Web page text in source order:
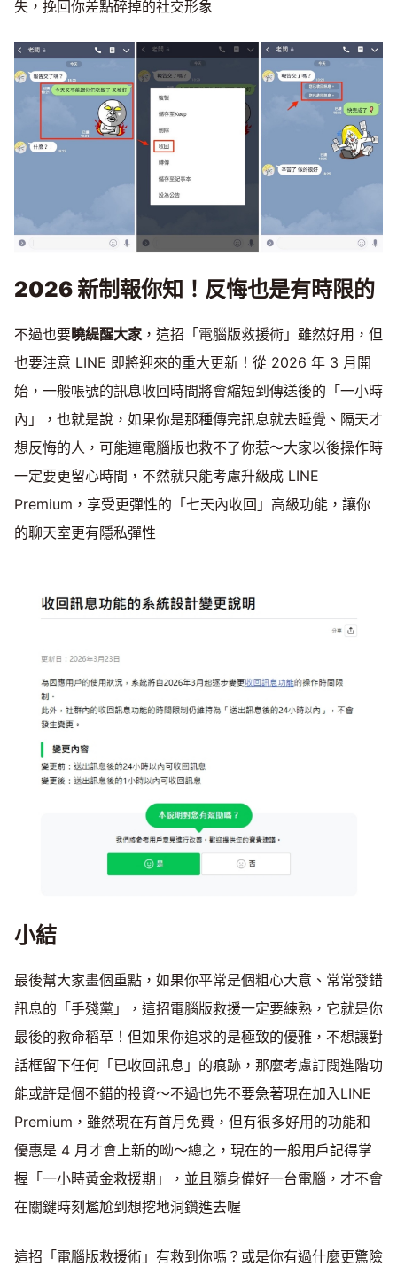
失，挽回你差點碎掉的社交形象
2026 新制報你知！反悔也是有時限的
不過也要曉緹醒大家 ，這招「電腦版救援術」雖然好用，但
也要注意 LINE 即將迎來的重大更新！從 2026 年 3 月開
始，一般帳號的訊息收回時間將會縮短到傳送後的「一小時
內」，也就是說，如果你是那種傳完訊息就去睡覺、隔天才
想反悔的人，可能連電腦版也救不了你惹～大家以後操作時
一定要更留心時間，不然就只能考慮升級成 LINE
Premium，享受更彈性的「七天內收回」高級功能，讓你
的聊天室更有隱私彈性
小結
最後幫大家畫個重點，如果你平常是個粗心大意、常常發錯
訊息的「手殘黨」，這招電腦版救援一定要練熟，它就是你
最後的救命稻草！但如果你追求的是極致的優雅，不想讓對
話框留下任何「已收回訊息」的痕跡，那麼考慮訂閱進階功
能或許是個不錯的投資～不過也先不要急著現在加入LINE
Premium，雖然現在有首月免費，但有很多好用的功能和
優惠是 4 月才會上新的呦～總之，現在的一般用戶記得掌
握「一小時黃金救援期」，並且隨身備好一台電腦，才不會
在關鍵時刻尷尬到想挖地洞鑽進去喔
這招「電腦版救援術」有救到你嗎？或是你有過什麼更驚險